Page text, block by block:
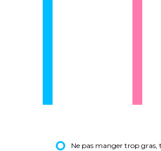
Ne pas manger trop gras,